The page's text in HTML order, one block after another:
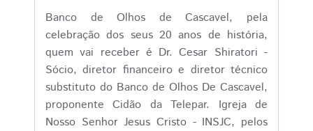
Banco de Olhos de Cascavel, pela
celebração dos seus 20 anos de história,
quem vai receber é Dr. Cesar Shiratori -
Sócio, diretor financeiro e diretor técnico
substituto do Banco de Olhos De Cascavel,
proponente Cidão da Telepar. Igreja de
Nosso Senhor Jesus Cristo - INSJC, pelos